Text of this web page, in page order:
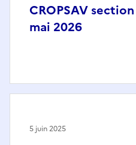
CROPSAV
mai 2026
5 juin 2025